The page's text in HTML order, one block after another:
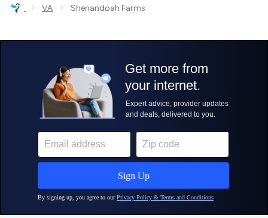
› VA › Shenandoah Farms